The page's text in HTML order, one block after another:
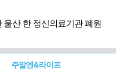
산 한 정신의료기관 폐원
주말엔&라이프